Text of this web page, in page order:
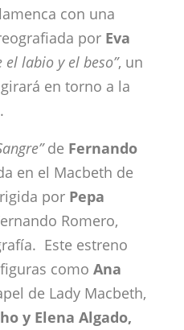
con una
por Eva
el labio y el beso”, un
en torno a la
de Fernando
en el Macbeth de
por Pepa
Romero,
Este estreno
como Ana
de Lady Macbeth,
y Elena Algado,